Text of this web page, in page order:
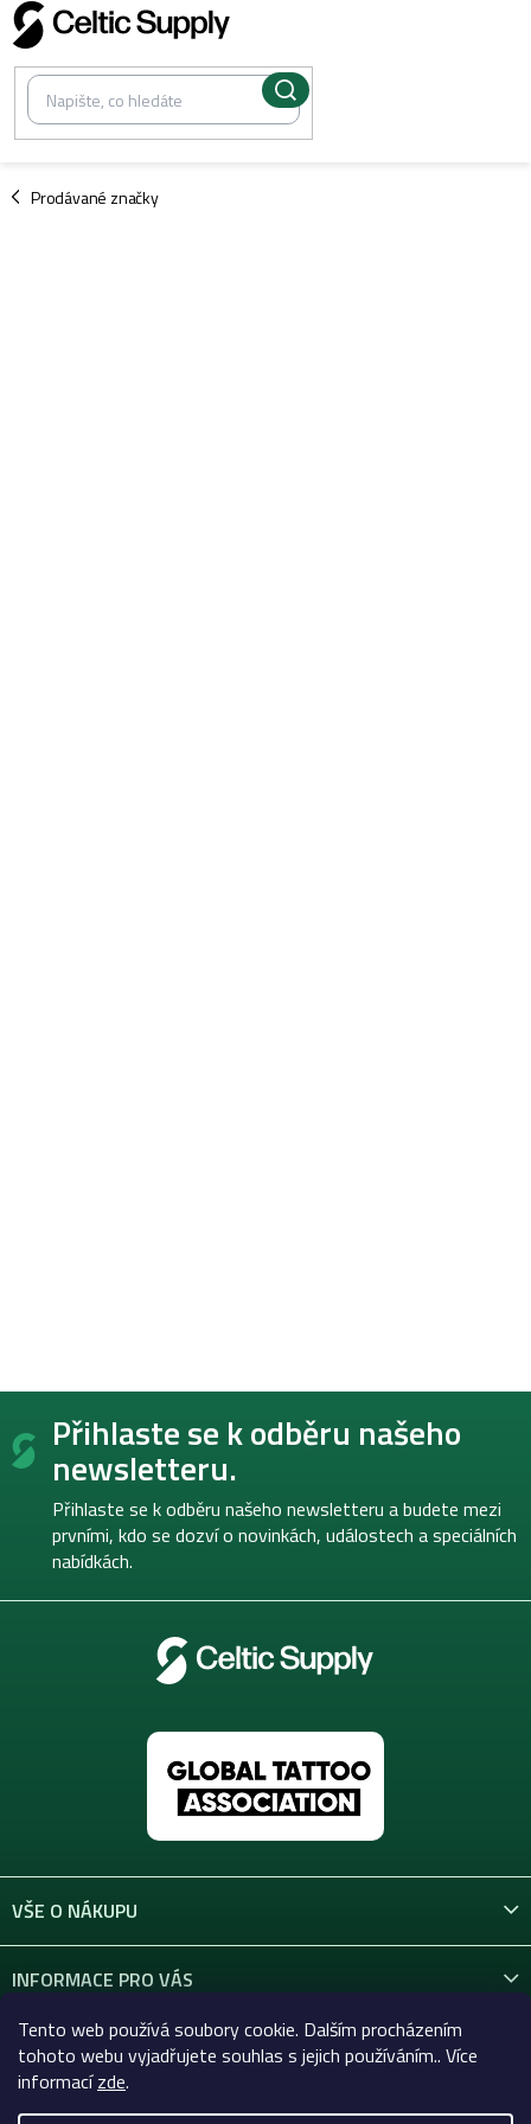
Tento web používá soubory cookie. Dalším procházením
tohoto webu vyjadřujete souhlas s jejich používáním.. Více
informacízde.
Přejít
na
obsah
Prodávané značky
/
Z
Přihlaste se k odběru našeho
newsletteru.
Přihlaste se k odběru našeho newsletteru a budete mezi
prvními, kdo se dozví o novinkách, událostech a speciálních
nabídkách.
VŠE O NÁKUPU
INFORMACE PRO VÁS
KONTAKT